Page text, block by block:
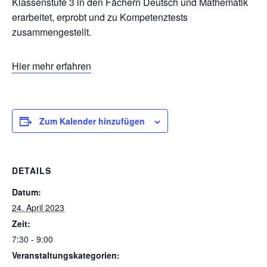
erarbeitet, erprobt und zu Kompetenztests
zusammengestellt.
Hier mehr erfahren
Zum Kalender hinzufügen
DETAILS
Datum:
24. April 2023
Zeit:
7:30 - 9:00
Veranstaltungskategorien: